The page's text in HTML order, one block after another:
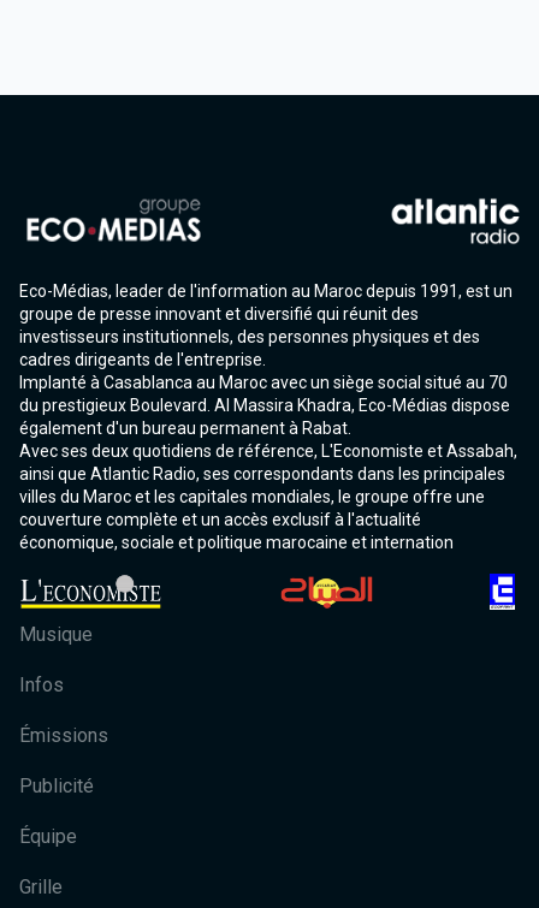
Eco-Médias, leader de l'information au Maroc depuis 1991, est un
groupe de presse innovant et diversifié qui réunit des
investisseurs institutionnels, des personnes physiques et des
cadres dirigeants de l'entreprise.
Implanté à Casablanca au Maroc avec un siège social situé au 70
du prestigieux Boulevard. Al Massira Khadra, Eco-Médias dispose
également d'un bureau permanent à Rabat.
Avec ses deux quotidiens de référence, L'Economiste et Assabah,
ainsi que Atlantic Radio, ses correspondants dans les principales
villes du Maroc et les capitales mondiales, le groupe offre une
couverture complète et un accès exclusif à l'actualité
économique, sociale et politique marocaine et internation
Musique
Infos
Émissions
Publicité
Équipe
Grille